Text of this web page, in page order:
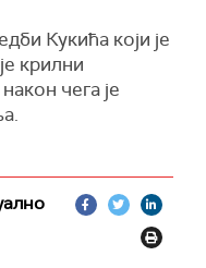
Кукића који је
крилни
чега је